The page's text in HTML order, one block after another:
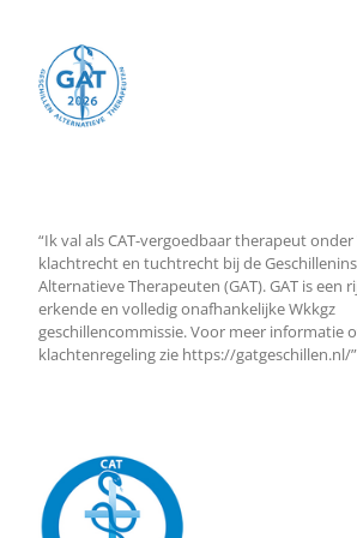
“Ik val als CAT-vergoedbaar therapeut onder
klachtrecht en tuchtrecht bij de
Alternatieve Therapeuten (GAT). GAT is een
erkende en volledig onafhankelijke Wkkgz
geschillencommissie. Voor meer informatie
klachtenregeling zie https://gatgeschillen.nl/”